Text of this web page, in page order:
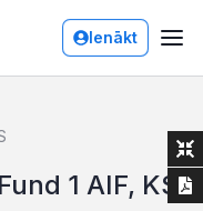
Ienākt
1 AIF, KS